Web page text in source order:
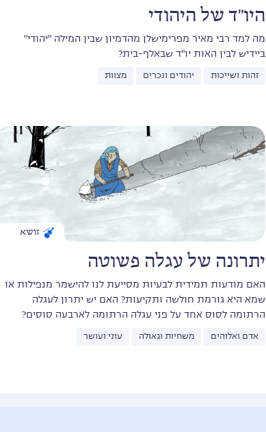
היו"ד של היהודי
מה למד רבי מאיר מפרימישלן מהדמיון שבין המילה "יהודי"
ביידיש לבין האות יו"ד שבאלף-בית?
זהות ושייכות יהודים ונכרים מצוות
זושא
יתרונה של עגלה פשוטה
האם מודעות תמידית לבעיות מסייעת לנו להישמר מנפילות או
שמא היא גורמת חולשה ותקיעות? האם יש יתרון לעגלה
הרתומה לסוס אחד על פני עגלה הרתומה לארבעה סוסים?
אדם ואלוהים משחיות וגאולה עוני ועושר